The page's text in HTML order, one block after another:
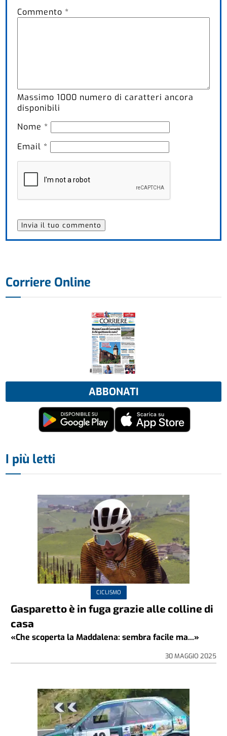
Commento *
Massimo1000 numero di caratteri ancora
disponibili
Nome *
Email *
Corriere Online
ABBONATI
I più letti
CICLISMO
Gasparetto è in fuga grazie alle colline di
casa
«Che scoperta la Maddalena: sembra facile ma...»
30 MAGGIO 2025